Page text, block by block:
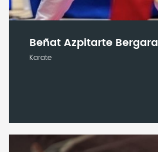
Beñat Azpitarte Bergara
Karate